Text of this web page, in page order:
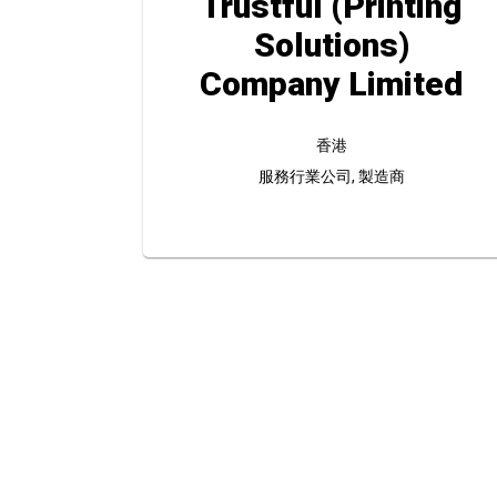
Solutions)
Company Limited
香港
服務行業公司, 製造商